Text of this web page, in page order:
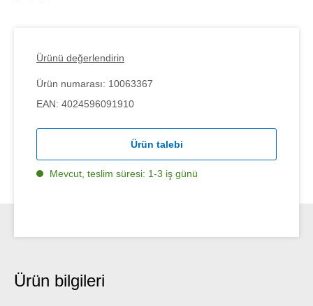
Ürünü değerlendirin
Ürün numarası: 10063367
EAN: 4024596091910
Ürün talebi
Mevcut, teslim süresi: 1-3 iş günü
Ürün bilgileri